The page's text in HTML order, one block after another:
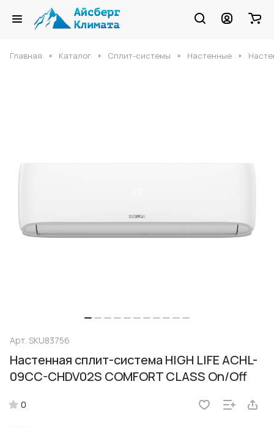
Главная Каталог Сплит-системы Настенные
Арт. SKU83756
Настенная сплит-система HIGH LIFE ACHL-
09CC-CHDV02S COMFORT CLASS On/Off
0